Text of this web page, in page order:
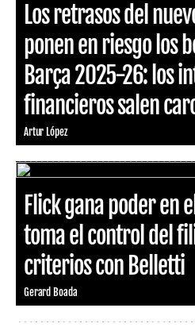
Los retrasos del
ponen en riesgo los
Barça 2025-26: los
financieros salen
Artur López
Flick gana poder en
toma el control del
criterios con Belletti
Gerard Boada